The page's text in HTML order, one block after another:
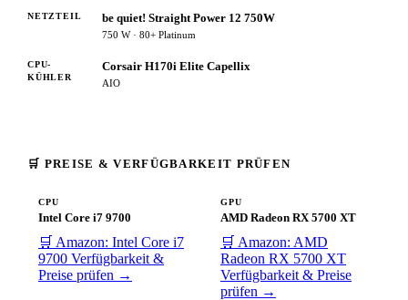
NETZTEIL be quiet! Straight Power 12 750W
750 W · 80+ Platinum
CPU-
KÜHLER
Corsair H170i Elite Capellix
AIO
🛒 PREISE & VERFÜGBARKEIT PRÜFEN
CPU
Intel Core i7 9700
🛒 Amazon: Intel Core i7
9700 Verfügbarkeit &
Preise prüfen →
GPU
AMD Radeon RX 5700 XT
🛒 Amazon: AMD
Radeon RX 5700 XT
Verfügbarkeit & Preise
prüfen →